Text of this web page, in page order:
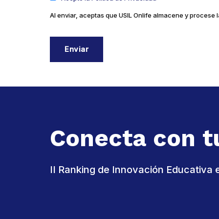
Al enviar, aceptas que USIL Onlife almacene y
Conecta con
II Ranking de Innovación Educativa